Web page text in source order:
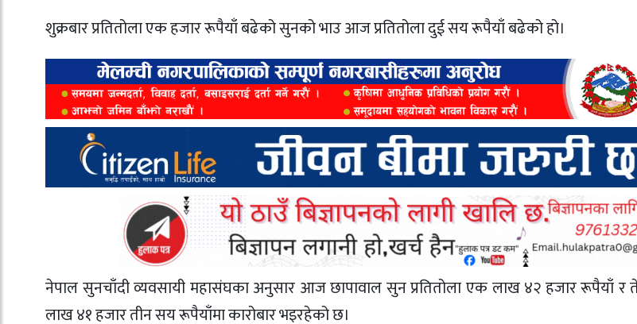
शुक्रबार प्रतितोला एक हजार रूपैयाँ बढेको सुनको भाउ आज प्रतितोला दुई सय रूपैयाँ बढेको हो।
नेपाल सुनचाँदी व्यवसायी महासंघका अनुसार आज छापावाल सुन प्रतितोला एक लाख ४२ हजार रूपैयाँ र
लाख ४१ हजार तीन सय रूपैयाँमा कारोबार भइरहेको छ।